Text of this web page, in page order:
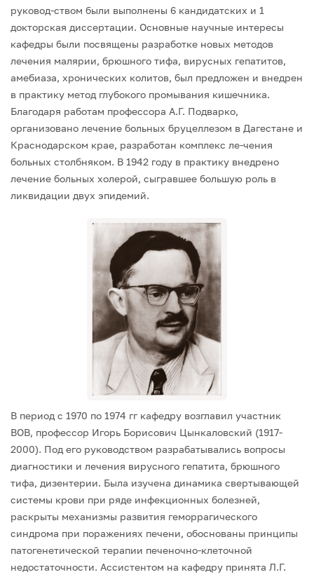
руковод-ством были выполнены 6 кандидатских и 1
докторская диссертации. Основные научные интересы
кафедры были посвящены разработке новых методов
лечения малярии, брюшного тифа, вирусных гепатитов,
амебиаза, хронических колитов, был предложен и внедрен
в практику метод глубокого промывания кишечника.
Благодаря работам профессора А.Г. Подварко,
организовано лечение больных бруцеллезом в Дагестане и
Краснодарском крае, разработан комплекс ле-чения
больных столбняком. В 1942 году в практику внедрено
лечение больных холерой, сыгравшее большую роль в
ликвидации двух эпидемий.
В период с 1970 по 1974 гг кафедру возглавил участник
ВОВ, профессор Игорь Борисович Цынкаловский (1917-
2000). Под его руководством разрабатывались вопросы
диагностики и лечения вирусного гепатита, брюшного
тифа, дизентерии. Была изучена динамика свертывающей
системы крови при ряде инфекционных болезней,
раскрыты механизмы развития геморрагического
синдрома при поражениях печени, обоснованы принципы
патогенетической терапии печеночно-клеточной
недостаточности. Ассистентом на кафедру принята Л.Г.